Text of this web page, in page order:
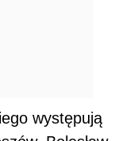
występują